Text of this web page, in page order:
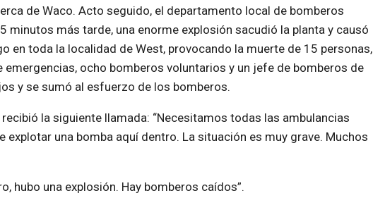
de Waco. Acto seguido, el departamento local de bomberos
minutos más tarde, una enorme explosión sacudió la planta y causó
en toda la localidad de West, provocando la muerte de 15 personas,
ocho bomberos voluntarios y un jefe de bomberos de
y se sumó al esfuerzo de los bomberos.
la siguiente llamada: “Necesitamos todas las ambulancias
explotar una bomba aquí dentro. La situación es muy grave. Muchos
hubo una explosión. Hay bomberos caídos”.